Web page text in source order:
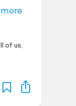
of us,